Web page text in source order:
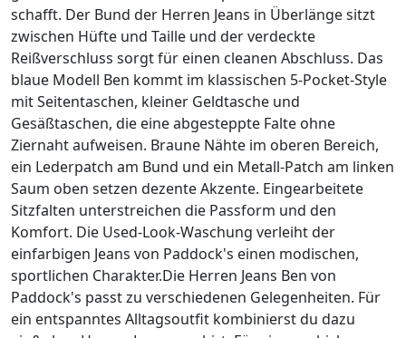
schafft. Der Bund der Herren Jeans in Überlänge sitzt
zwischen Hüfte und Taille und der verdeckte
Reißverschluss sorgt für einen cleanen Abschluss. Das
blaue Modell Ben kommt im klassischen 5-Pocket-Style
mit Seitentaschen, kleiner Geldtasche und
Gesäßtaschen, die eine abgesteppte Falte ohne
Ziernaht aufweisen. Braune Nähte im oberen Bereich,
ein Lederpatch am Bund und ein Metall-Patch am linken
Saum oben setzen dezente Akzente. Eingearbeitete
Sitzfalten unterstreichen die Passform und den
Komfort. Die Used-Look-Waschung verleiht der
einfarbigen Jeans von Paddock's einen modischen,
sportlichen Charakter.Die Herren Jeans Ben von
Paddock's passt zu verschiedenen Gelegenheiten. Für
ein entspanntes Alltagsoutfit kombinierst du dazu